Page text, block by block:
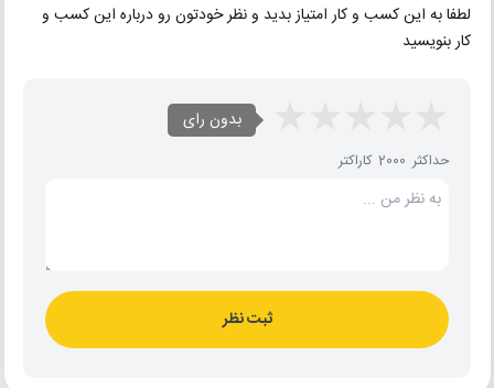
لطفا به این کسب و کار امتیاز بدید و نظر خودتون رو درباره این کسب و
کار بنویسید
بدون رای
حداکثر 2000 کاراکتر
ثبت نظر